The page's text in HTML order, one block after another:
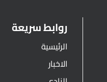
روابط سريعة
الرئيسية
الاخبار